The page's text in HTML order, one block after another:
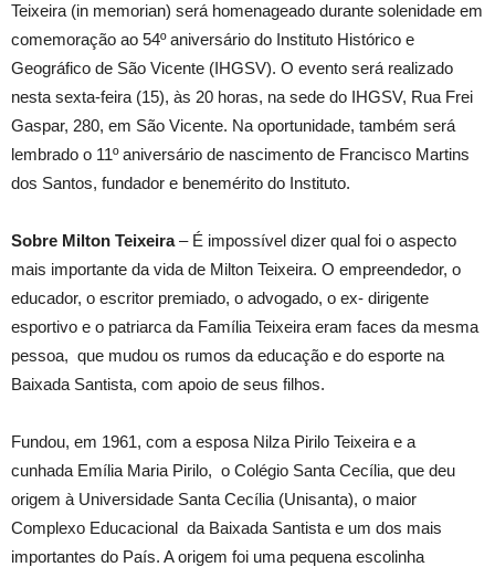
Teixeira (in memorian) será homenageado durante solenidade em
comemoração ao 54º aniversário do Instituto Histórico e
Geográfico de São Vicente (IHGSV). O evento será realizado
nesta sexta-feira (15), às 20 horas, na sede do IHGSV, Rua Frei
Gaspar, 280, em São Vicente. Na oportunidade, também será
lembrado o 11º aniversário de nascimento de Francisco Martins
dos Santos, fundador e benemérito do Instituto.
Sobre Milton Teixeira– É impossível dizer qual foi o aspecto
mais importante da vida de Milton Teixeira. O empreendedor, o
educador, o escritor premiado, o advogado, o ex- dirigente
esportivo e o patriarca da Família Teixeira eram faces da mesma
pessoa, que mudou os rumos da educação e do esporte na
Baixada Santista, com apoio de seus filhos.
Fundou, em 1961, com a esposa Nilza Pirilo Teixeira e a
cunhada Emília Maria Pirilo, o Colégio Santa Cecília, que deu
origem à Universidade Santa Cecília (Unisanta), o maior
Complexo Educacional da Baixada Santista e um dos mais
importantes do País. A origem foi uma pequena escolinha